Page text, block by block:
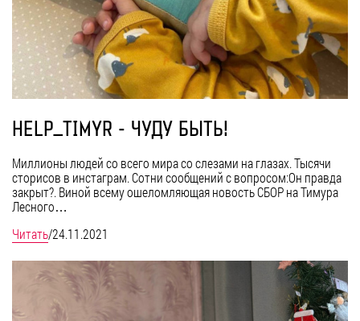
HELP_TIMYR - ЧУДУ БЫТЬ!
Миллионы людей со всего мира со слезами на глазах. Тысячи
сторисов в инстаграм. Сотни сообщений с вопросом:Он правда
закрыт?. Виной всему ошеломляющая новость СБОР на Тимура
Лесного…
Читать/24.11.2021